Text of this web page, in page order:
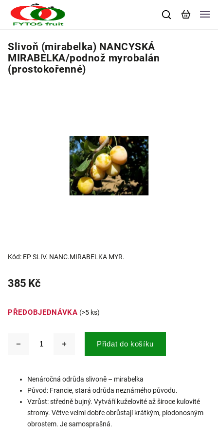
Slivoň (mirabelka) NANCYSKÁ
MIRABELKA/podnož myrobalán
(prostokořenné)
Kód: EP SLIV. NANC.MIRABELKA MYR.
385 Kč
PŘEDOBJEDNÁVKA (>5 ks)
Přidat do košíku
Nenáročná odrůda slivoně – mirabelka
Původ: Francie, stará odrůda neznámého původu.
Vzrůst: středně bujný. Vytváří kuželovité až široce kulovité
stromy. Větve velmi dobře obrůstají krátkým, plodonosným
obrostem. Je samosprašná.